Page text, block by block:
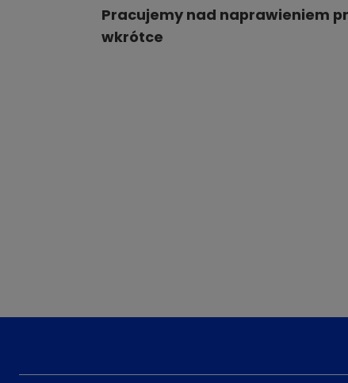
Pracujemy nad naprawieniem
wkrótce